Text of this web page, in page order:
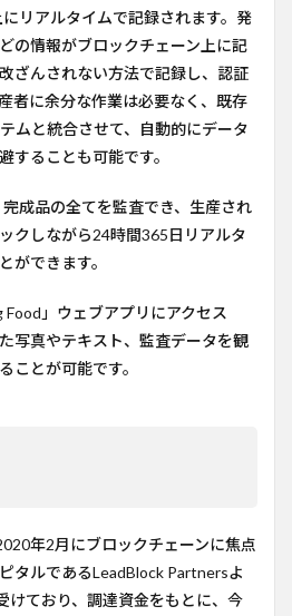
リアルタイムで記録されます。発
の情報がブロックチェーン上に記
ざんされない方法で記録し、認証
者に余分な作業は必要なく、既存
ムと統合させて、自動的にデータ
することも可能です。
成品の全てを監査でき、生産され
クしながら24時間365日リアルタ
ができます。
」ウェブアプリにアクセス
写真やテキスト、監査データを観
ことが可能です。
年2月にブロックチェーンに焦点
タルであるLeadBlock Partnersよ
けており、調達資金をもとに、今